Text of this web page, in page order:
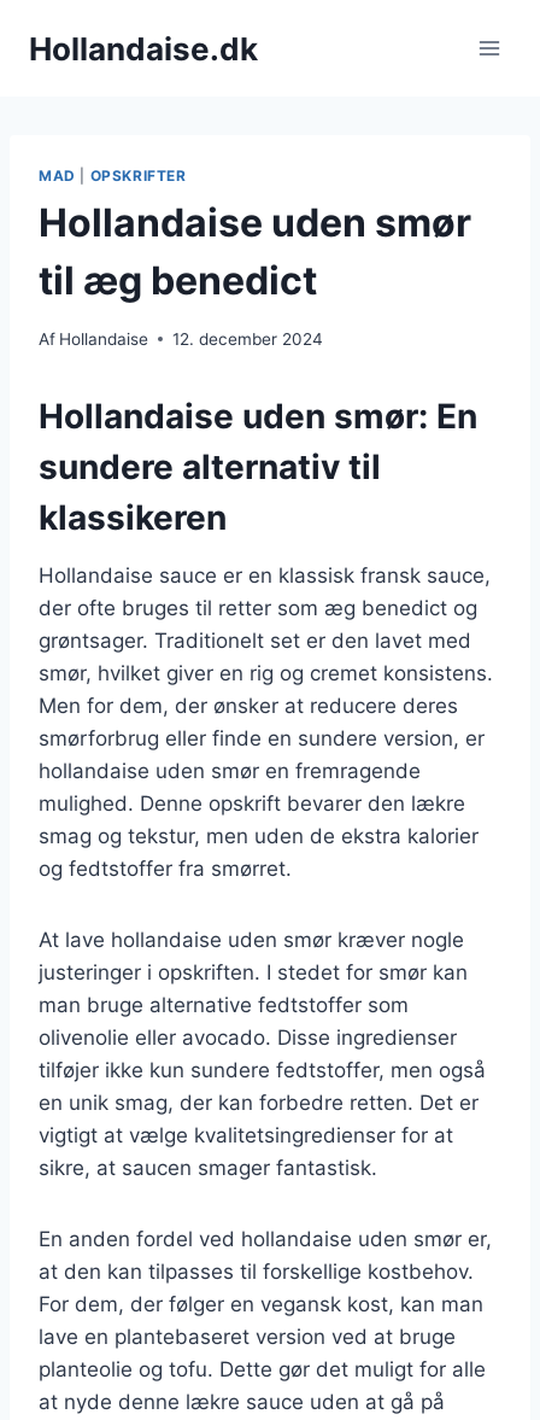
Hollandaise.dk
MAD OPSKRIFTER
Hollandaise uden smør
til æg benedict
Af Hollandaise 12. december 2024
Hollandaise uden smør: En
sundere alternativ til
klassikeren
Hollandaise sauce er en klassisk fransk sauce,
der ofte bruges til retter som æg benedict og
grøntsager. Traditionelt set er den lavet med
smør, hvilket giver en rig og cremet konsistens.
Men for dem, der ønsker at reducere deres
smørforbrug eller finde en sundere version, er
hollandaise uden smør en fremragende
mulighed. Denne opskrift bevarer den lækre
smag og tekstur, men uden de ekstra kalorier
og fedtstoffer fra smørret.
At lave hollandaise uden smør kræver nogle
justeringer i opskriften. I stedet for smør kan
man bruge alternative fedtstoffer som
olivenolie eller avocado. Disse ingredienser
tilføjer ikke kun sundere fedtstoffer, men også
en unik smag, der kan forbedre retten. Det er
vigtigt at vælge kvalitetsingredienser for at
sikre, at saucen smager fantastisk.
En anden fordel ved hollandaise uden smør er,
at den kan tilpasses til forskellige kostbehov.
For dem, der følger en vegansk kost, kan man
lave en plantebaseret version ved at bruge
planteolie og tofu. Dette gør det muligt for alle
at nyde denne lækre sauce uden at gå på